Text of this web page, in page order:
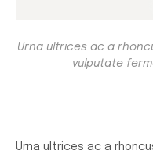
Urna ultrices ac a
vulputate
Urna ultrices ac a